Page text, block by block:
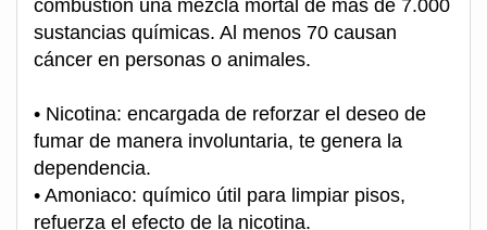
combustión una mezcla mortal de más de 7.000
sustancias químicas. Al menos 70 causan
cáncer en personas o animales.
• Nicotina: encargada de reforzar el deseo de
fumar de manera involuntaria, te genera la
dependencia.
• Amoniaco: químico útil para limpiar pisos,
refuerza el efecto de la nicotina.